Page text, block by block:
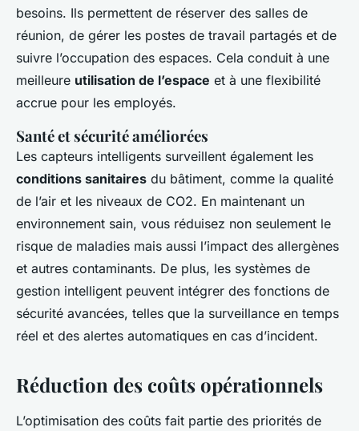
besoins. Ils permettent de réserver des salles de
réunion, de gérer les postes de travail partagés et de
suivre l’occupation des espaces. Cela conduit à une
meilleure utilisation de l’espace et à une flexibilité
accrue pour les employés.
Santé et sécurité améliorées
Les capteurs intelligents surveillent également les
conditions sanitaires du bâtiment, comme la qualité
de l’air et les niveaux de CO2. En maintenant un
environnement sain, vous réduisez non seulement le
risque de maladies mais aussi l’impact des allergènes
et autres contaminants. De plus, les systèmes de
gestion intelligent peuvent intégrer des fonctions de
sécurité avancées, telles que la surveillance en temps
réel et des alertes automatiques en cas d’incident.
Réduction des coûts opérationnels
L’optimisation des coûts fait partie des priorités de